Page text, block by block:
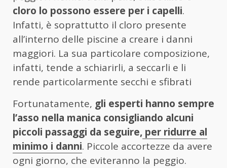
cloro lo possono essere per i capelli.
Infatti, è soprattutto il cloro presente
all’interno delle piscine a creare i danni
maggiori. La sua particolare composizione,
infatti, tende a schiarirli, a seccarli e li
rende particolarmente secchi e sfibrati
Fortunatamente, gli esperti hanno sempre
l’asso nella manica consigliando alcuni
piccoli passaggi da seguire, per ridurre al
minimo i danni. Piccole accortezze da avere
ogni giorno, che eviteranno la peggio.